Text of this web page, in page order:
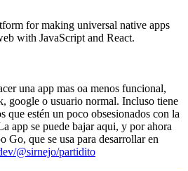
for making universal native apps
with JavaScript and React.
una app mas oa menos funcional,
google o usuario normal. Incluso tiene
que estén un poco obsesionados con la
app se puede bajar aqui, y por ahora
Go, que se usa para desarrollar en
@sirnejo/partidito